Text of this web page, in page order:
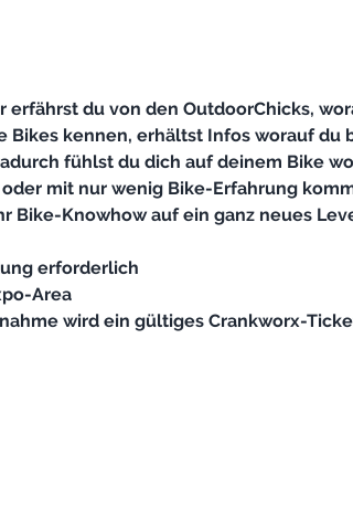
erfährst du von den OutdoorChicks,
Bikes kennen, erhältst Infos worauf du
fühlst du dich auf deinem Bike
mit nur wenig Bike-Erfahrung
Treffpunkt: Info/Merch-Stand, Expo-Area
wird ein gültiges Crankworx-